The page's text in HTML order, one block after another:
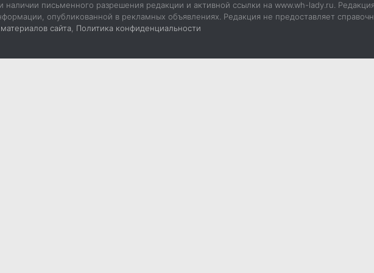
наличии письменного разрешения редакции и активной ссылки на www.wh-lady.ru.
опубликованной в рекламных объявлениях. Редакция не предоставляет
сайта Политика конфиденциальности